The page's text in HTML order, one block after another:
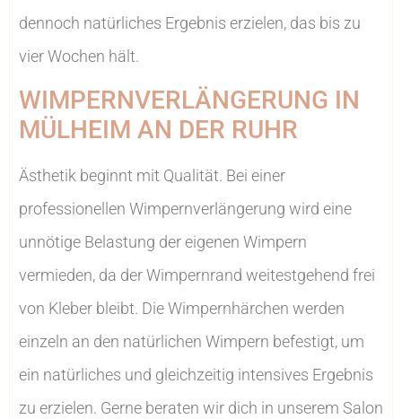
dennoch natürliches Ergebnis erzielen, das bis zu
vier Wochen hält.
WIMPERNVERLÄNGERUNG IN
MÜLHEIM AN DER RUHR
Ästhetik beginnt mit Qualität. Bei einer
professionellen Wimpernverlängerung wird eine
unnötige Belastung der eigenen Wimpern
vermieden, da der Wimpernrand weitestgehend frei
von Kleber bleibt. Die Wimpernhärchen werden
einzeln an den natürlichen Wimpern befestigt, um
ein natürliches und gleichzeitig intensives Ergebnis
zu erzielen. Gerne beraten wir dich in unserem Salon